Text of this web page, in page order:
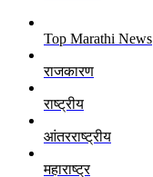
Top Marathi News
राजकारण
राष्ट्रीय
आंतरराष्ट्रीय
महाराष्ट्र